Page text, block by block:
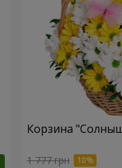
Корзина
1 777 грн